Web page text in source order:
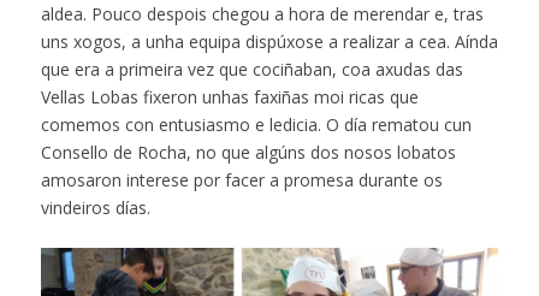
aldea. Pouco despois chegou a hora de merendar e, tras
uns xogos, a unha equipa dispúxose a realizar a cea. Aínda
que era a primeira vez que cociñaban, coa axudas das
Vellas Lobas fixeron unhas faxiñas moi ricas que
comemos con entusiasmo e ledicia. O día rematou cun
Consello de Rocha, no que algúns dos nosos lobatos
amosaron interese por facer a promesa durante os
vindeiros días.